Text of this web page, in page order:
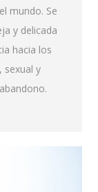
mundo. Se
y delicada
hacia los
sexual y